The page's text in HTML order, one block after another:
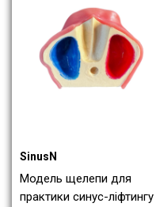
SinusN
Модель щелепи для
практики синус-ліфтингу